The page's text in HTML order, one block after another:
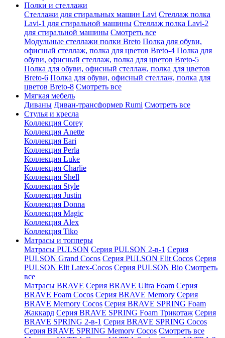
Полки и стеллажи
Стеллажи для стиральных машин Lavi Стеллаж полка
Lavi-1 для стиральной машины Стеллаж полка Lavi-2
для стиральной машины Смотреть все
Модульные стеллажи полки Breto Полка для обуви,
офисный стеллаж, полка для цветов Breto-4 Полка для
обуви, офисный стеллаж, полка для цветов Breto-5
Полка для обуви, офисный стеллаж, полка для цветов
Breto-6 Полка для обуви, офисный стеллаж, полка для
цветов Breto-8 Смотреть все
Мягкая мебель
Диваны Диван-трансформер Rumi Смотреть все
Стулья и кресла
Коллекция Corey
Коллекция Anette
Коллекция Eari
Коллекция Perla
Коллекция Luke
Коллекция Charlie
Коллекция Shell
Коллекция Style
Коллекция Justin
Коллекция Donna
Коллекция Magic
Коллекция Alex
Коллекция Tiko
Матрасы и топперы
Матрасы PULSON Серия PULSON 2-в-1 Серия
PULSON Grand Cocos Серия PULSON Elit Cocos Серия
PULSON Elit Latex-Cocos Серия PULSON Bio Смотреть
все
Матрасы BRAVE Серия BRAVE Ultra Foam Серия
BRAVE Foam Cocos Серия BRAVE Memory Серия
BRAVE Memory Cocos Серия BRAVE SPRING Foam
Жаккард Серия BRAVE SPRING Foam Трикотаж Серия
BRAVE SPRING 2-в-1 Серия BRAVE SPRING Cocos
Серия BRAVE SPRING Memory Cocos Смотреть все